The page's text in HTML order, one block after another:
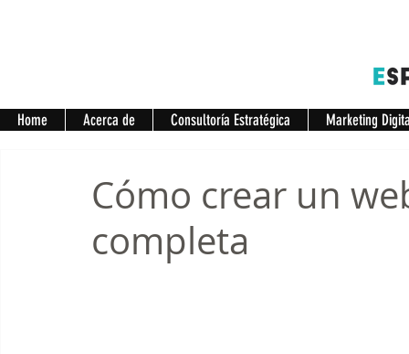
Home Acerca de Consultoría Estratégica Marketing
Cómo crear un
completa